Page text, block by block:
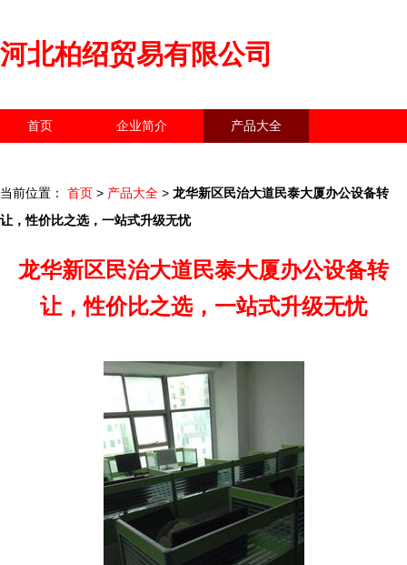
河北柏绍贸易有限公司
首页 企业简介 产品大全
当前位置： 首页 > 产品大全 > 龙华新区民治大道民泰大厦办公设备转
让，性价比之选，一站式升级无忧
龙华新区民治大道民泰大厦办公设备转
让，性价比之选，一站式升级无忧